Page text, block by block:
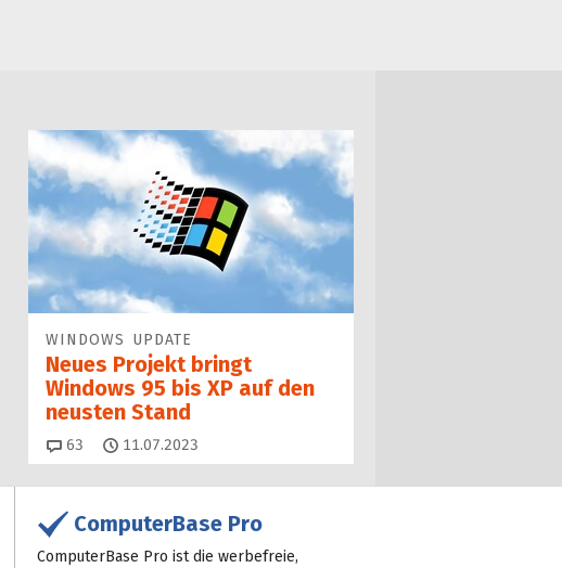
WINDOWS UPDATE
Neues Projekt bringt
Windows 95 bis XP auf den
neusten Stand
63 Kommentare
11.07.2023
ComputerBase Pro
ComputerBase Pro ist die werbefreie,